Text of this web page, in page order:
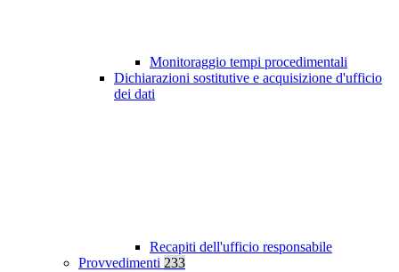
Monitoraggio tempi procedimentali
Dichiarazioni sostitutive e acquisizione d'ufficio
dei dati
Recapiti dell'ufficio responsabile
Provvedimenti 233